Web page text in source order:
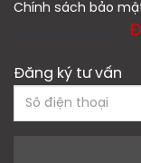
Chính sách bảo
Đăng ký tư vấn